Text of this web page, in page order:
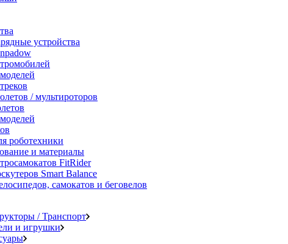
устройства
/ мультироторов
роботехники
и материалы
FitRider
Smart Balance
самокатов и беговелов
/ Транспорт
и игрушки